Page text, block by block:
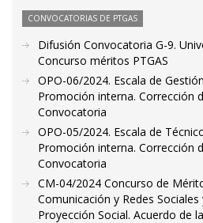
CONVOCATORIAS DE PTGAS
Difusión Convocatoria G-9.
Concurso méritos PTGAS
OPO-06/2024. Escala de
Promoción interna. Corrección
Convocatoria
OPO-05/2024. Escala de
Promoción interna. Corrección
Convocatoria
CM-04/2024 Concurso de
Comunicación y Redes
Proyección Social. Acuerdo de